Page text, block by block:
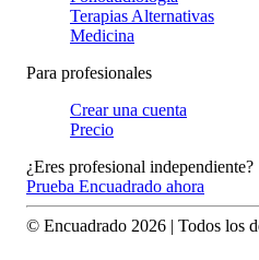
Terapias Alternativas
Medicina
Para profesionales
Crear una cuenta
Precio
¿Eres profesional independiente?
Prueba Encuadrado ahora
© Encuadrado 2026 | Todos los